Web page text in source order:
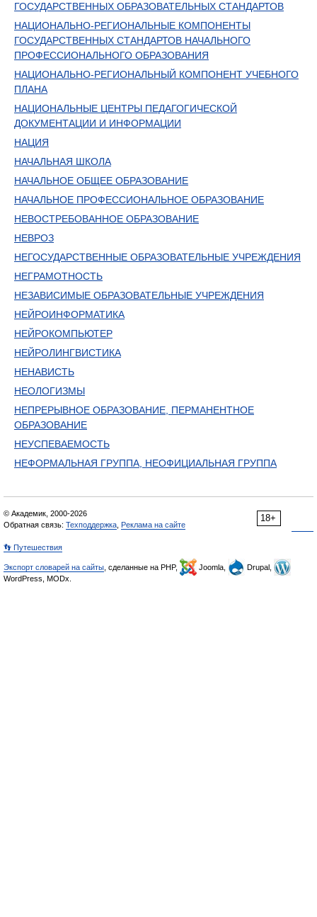
ГОСУДАРСТВЕННЫХ ОБРАЗОВАТЕЛЬНЫХ СТАНДАРТОВ
НАЦИОНАЛЬНО-РЕГИОНАЛЬНЫЕ КОМПОНЕНТЫ
ГОСУДАРСТВЕННЫХ СТАНДАРТОВ НАЧАЛЬНОГО
ПРОФЕССИОНАЛЬНОГО ОБРАЗОВАНИЯ
НАЦИОНАЛЬНО-РЕГИОНАЛЬНЫЙ КОМПОНЕНТ УЧЕБНОГО
ПЛАНА
НАЦИОНАЛЬНЫЕ ЦЕНТРЫ ПЕДАГОГИЧЕСКОЙ
ДОКУМЕНТАЦИИ И ИНФОРМАЦИИ
НАЦИЯ
НАЧАЛЬНАЯ ШКОЛА
НАЧАЛЬНОЕ ОБЩЕЕ ОБРАЗОВАНИЕ
НАЧАЛЬНОЕ ПРОФЕССИОНАЛЬНОЕ ОБРАЗОВАНИЕ
НЕВОСТРЕБОВАННОЕ ОБРАЗОВАНИЕ
НЕВРОЗ
НЕГОСУДАРСТВЕННЫЕ ОБРАЗОВАТЕЛЬНЫЕ УЧРЕЖДЕНИЯ
НЕГРАМОТНОСТЬ
НЕЗАВИСИМЫЕ ОБРАЗОВАТЕЛЬНЫЕ УЧРЕЖДЕНИЯ
НЕЙРОИНФОРМАТИКА
НЕЙРОКОМПЬЮТЕР
НЕЙРОЛИНГВИСТИКА
НЕНАВИСТЬ
НЕОЛОГИЗМЫ
НЕПРЕРЫВНОЕ ОБРАЗОВАНИЕ, ПЕРМАНЕНТНОЕ
ОБРАЗОВАНИЕ
НЕУСПЕВАЕМОСТЬ
НЕФОРМАЛЬНАЯ ГРУППА, НЕОФИЦИАЛЬНАЯ ГРУППА
18+
© Академик, 2000-2026
Обратная связь: Техподдержка Реклама на сайте
👣 Путешествия
Экспорт словарей на сайты , сделанные на PHP, Joomla,
Drupal,
WordPress, MODx.